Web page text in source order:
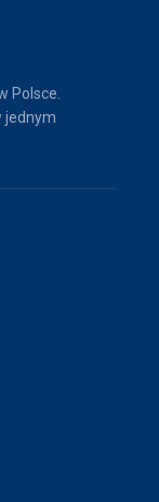
Polsce.
jednym